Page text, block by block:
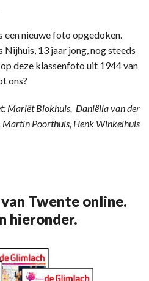
een nieuwe foto opgedoken.
Nijhuis, 13 jaar jong, nog steeds
deze klassenfoto uit 1944 van
ons?
Mariët Blokhuis, Daniëlla van der
Martin Poorthuis, Henk Winkelhuis
Twente online.
hieronder.